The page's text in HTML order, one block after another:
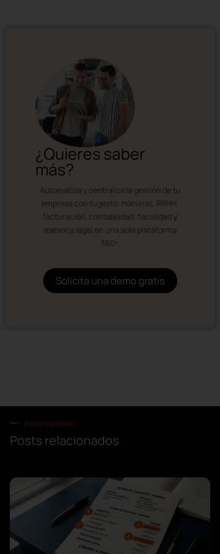
¿Quieres saber
más?
Automatiza y centraliza la gestión de tu
empresa con tugesto: nóminas, RRHH,
facturación, contabilidad, fiscalidad y
asesoría legal en una sola plataforma
360º.
Solicita una demo gratis
¡No te lo pierdas!
Posts relacionados